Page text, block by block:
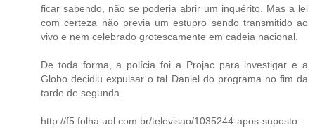
ficar sabendo, não se poderia abrir um inquérito. Mas a lei
com certeza não previa um estupro sendo transmitido ao
vivo e nem celebrado grotescamente em cadeia nacional.
De toda forma, a polícia foi a Projac para investigar e a
Globo decidiu expulsar o tal Daniel do programa no fim da
tarde de segunda.
http://f5.folha.uol.com.br/televisao/1035244-apos-suposto-